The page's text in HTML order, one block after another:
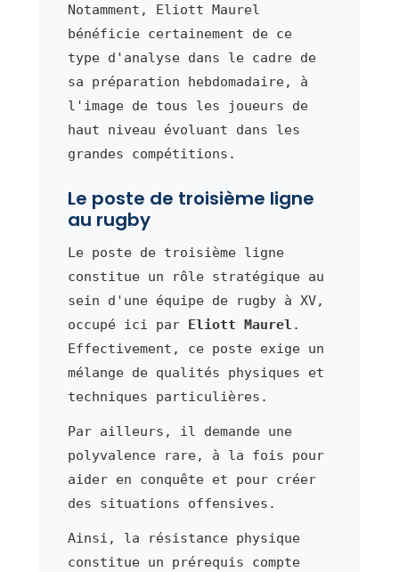
Notamment, Eliott Maurel
bénéficie certainement de ce
type d'analyse dans le cadre de
sa préparation hebdomadaire, à
l'image de tous les joueurs de
haut niveau évoluant dans les
grandes compétitions.
Le poste de troisième ligne
au rugby
Le poste de troisième ligne
constitue un rôle stratégique au
sein d'une équipe de rugby à XV,
occupé ici par Eliott Maurel .
Effectivement, ce poste exige un
mélange de qualités physiques et
techniques particulières.
Par ailleurs, il demande une
polyvalence rare, à la fois pour
aider en conquête et pour créer
des situations offensives.
Ainsi, la résistance physique
constitue un prérequis compte